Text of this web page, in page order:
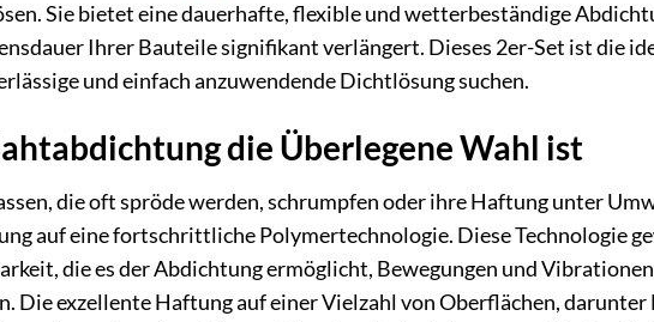
Sie bietet eine dauerhafte, flexible und wetterbeständige
Ihrer Bauteile signifikant verlängert. Dieses 2er-Set ist die
und einfach anzuwendende Dichtlösung suchen.
die Überlegene Wahl ist
die oft spröde werden, schrumpfen oder ihre Haftung unter
auf eine fortschrittliche Polymertechnologie. Diese Technologie
die es der Abdichtung ermöglicht, Bewegungen und
Die exzellente Haftung auf einer Vielzahl von Oberflächen,